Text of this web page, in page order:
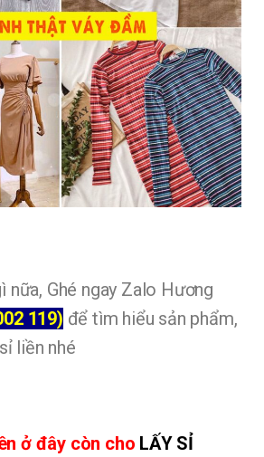
nữa, Ghé ngay Zalo Hương
119) để tìm hiểu sản phẩm,
liền nhé
ở đây còn cho LẤY SỈ